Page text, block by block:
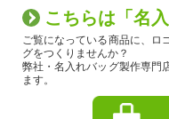
こちらは「名
ご覧になっている商品に、ロ
グをつくりませんか？
弊社・名入れバッグ製作専門
ます。